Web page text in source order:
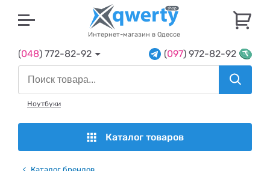
Интернет-магазин в Одессе
(048) 772-82-92 (097) 972-82-92
Ноутбуки
Каталог товаров